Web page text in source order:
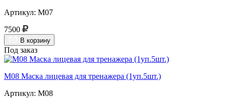
Артикул: М07
7500
В корзину
Под заказ
М08 Маска лицевая для тренажера (1уп.5шт.)
Артикул: М08